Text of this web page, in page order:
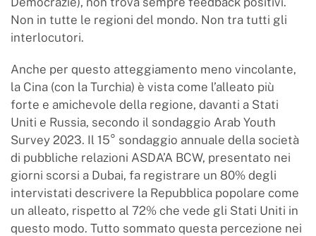
Non in tutte le regioni del mondo. Non tra tutti gli
interlocutori.
Anche per questo atteggiamento meno vincolante,
la Cina (con la Turchia) è vista come l’alleato più
forte e amichevole della regione, davanti a Stati
Uniti e Russia, secondo il sondaggio Arab Youth
Survey 2023. Il 15° sondaggio annuale della società
di pubbliche relazioni ASDA’A BCW, presentato nei
giorni scorsi a Dubai, fa registrare un 80% degli
intervistati descrivere la Repubblica popolare come
un alleato, rispetto al 72% che vede gli Stati Uniti in
questo modo. Tutto sommato questa percezione nei